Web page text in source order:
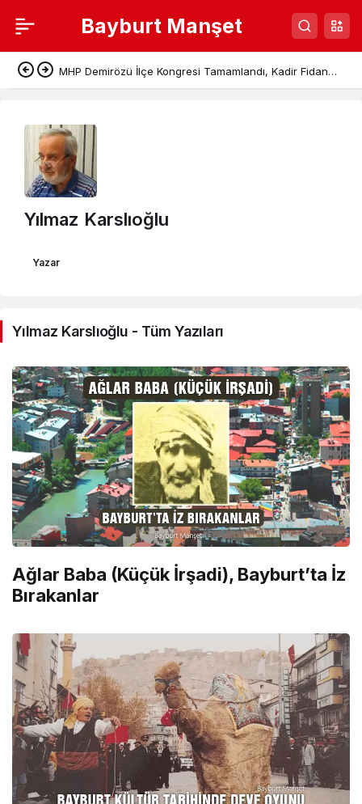
Bayburt Manşet
MHP Demirözü İlçe Kongresi Tamamlandı, Kadir Fidan
Yılmaz Karslıoğlu
Yazar
Yılmaz Karslıoğlu - Tüm Yazıları
Ağlar Baba (Küçük İrşadi), Bayburt’ta İz
Bırakanlar